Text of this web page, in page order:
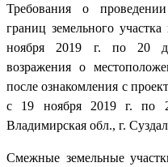
Требования о
границ земельного
ноября 2019 г. по 20
возражения о
после ознакомления с
с 19 ноября 2019 г. по
Владимирская обл., г.
Смежные земельные